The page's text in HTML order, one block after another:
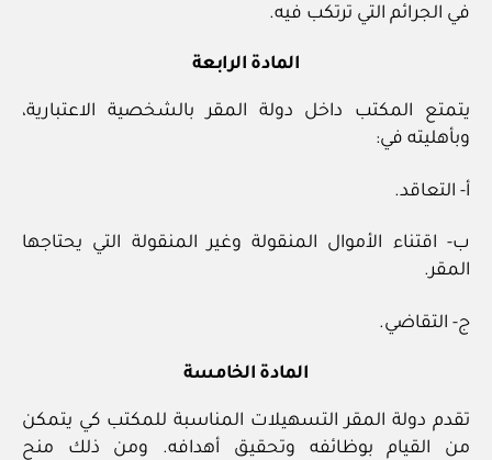
في الجرائم التي ترتكب فيه.
المادة الرابعة
يتمتع المكتب داخل دولة المقر بالشخصية الاعتبارية،
وبأهليته في:
أ- التعاقد.
ب- اقتناء الأموال المنقولة وغير المنقولة التي يحتاجها
المقر.
ج- التقاضي.
المادة الخامسة
تقدم دولة المقر التسهيلات المناسبة للمكتب كي يتمكن
من القيام بوظائفه وتحقيق أهدافه. ومن ذلك منح